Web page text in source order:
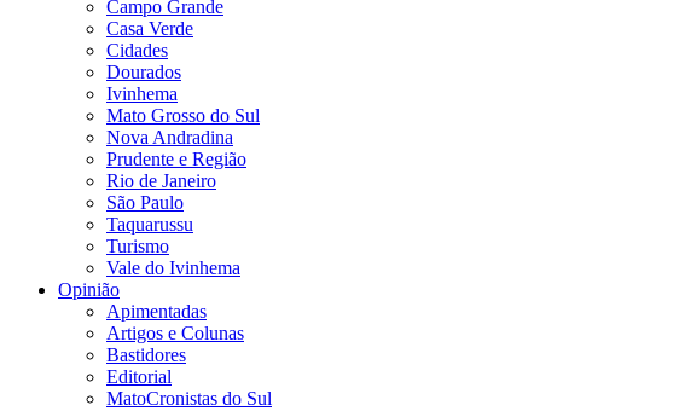
Campo Grande
Casa Verde
Cidades
Dourados
Ivinhema
Mato Grosso do Sul
Nova Andradina
Prudente e Região
Rio de Janeiro
São Paulo
Taquarussu
Turismo
Vale do Ivinhema
Opinião
Apimentadas
Artigos e Colunas
Bastidores
Editorial
MatoCronistas do Sul